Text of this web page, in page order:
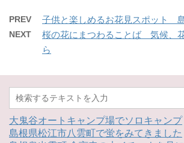
PREV 子供と楽しめるお花見スポット
NEXT
桜の花にまつわることば 気候、
ら
大鬼谷オートキャンプ場でソロキャンプ
島根県松江市八雲町で蛍をみてきました